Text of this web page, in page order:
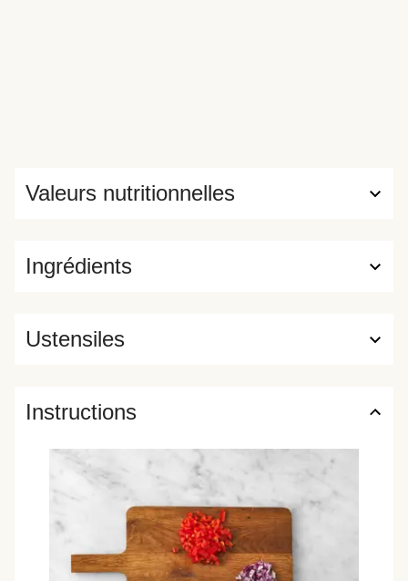
Ingrédients
Valeurs nutritionnelles
Ustensiles
Instructions